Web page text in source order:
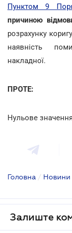
Пунктом 9
причиною
розрахунку
наявність
накладної.
ПРОТЕ:
Нульове
Головна / Новини
Залиште